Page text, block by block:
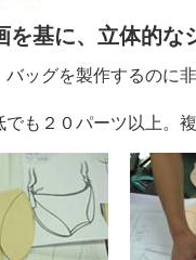
を基に、立体的な
バッグを製作するのに
でも２０パーツ以上。